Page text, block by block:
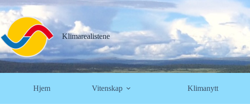
Hopp
til
innholdet
Klimarealistene
Hjem Vitenskap Klimanytt